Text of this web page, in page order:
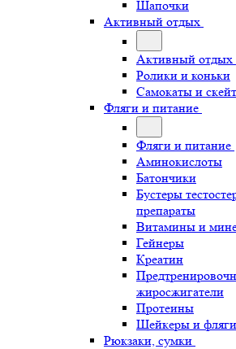
Шапочки
Активный отдых
Активный отдых
Ролики и коньки
Самокаты и
Фляги и питание
Фляги и питание
Аминокислоты
Батончики
Бустеры
препараты
Витамины и
Гейнеры
Креатин
жиросжигатели
Протеины
Шейкеры и фляги
Рюкзаки, сумки